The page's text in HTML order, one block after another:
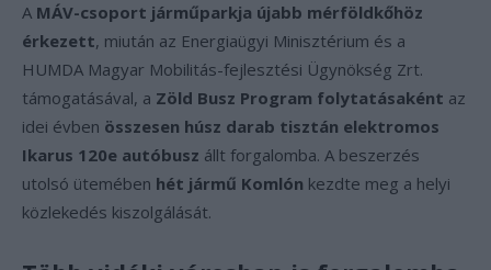
A MÁV-csoport járműparkja újabb mérföldkőhöz
érkezett, miután az Energiaügyi Minisztérium és a
HUMDA Magyar Mobilitás-fejlesztési Ügynökség Zrt.
támogatásával, a Zöld Busz Program folytatásaként az
idei évben összesen húsz darab tisztán elektromos
Ikarus 120e autóbusz állt forgalomba. A beszerzés
utolsó ütemében hét jármű Komlón kezdte meg a helyi
közlekedés kiszolgálását.